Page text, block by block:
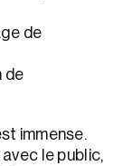
de
de
immense.
le public,